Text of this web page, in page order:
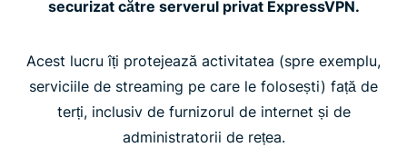
securizat către serverul privat ExpressVPN.
Acest lucru îți protejează activitatea (spre exemplu,
serviciile de streaming pe care le folosești) față de
terți, inclusiv de furnizorul de internet și de
administratorii de rețea.